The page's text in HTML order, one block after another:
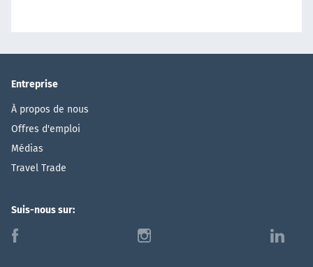
Entreprise
À propos de nous
Offres d'emploi
Médias
Travel Trade
Suis-nous sur:
f i l